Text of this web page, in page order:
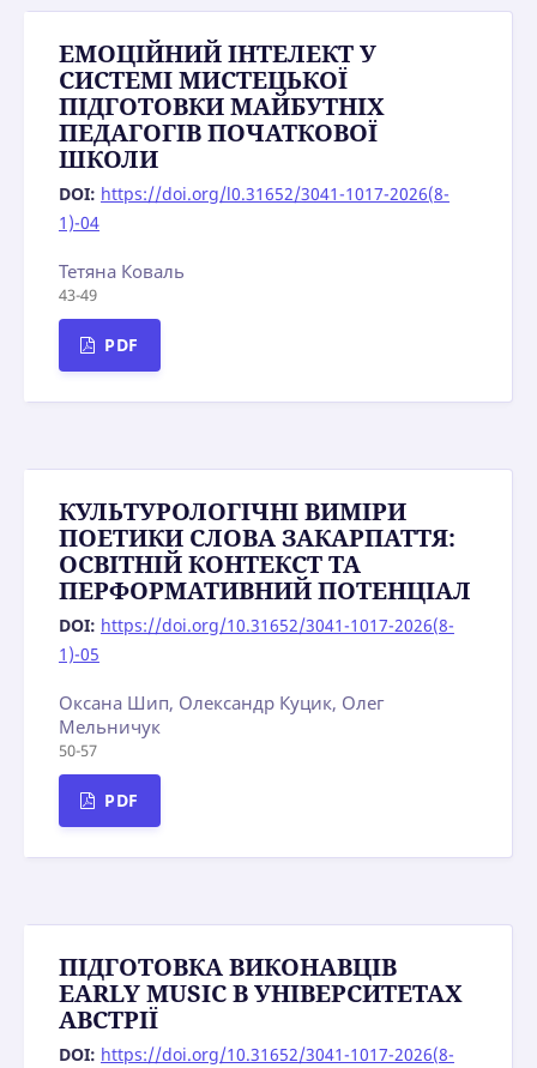
ЕМОЦІЙНИЙ ІНТЕЛЕКТ У
СИСТЕМІ МИСТЕЦЬКОЇ
ПІДГОТОВКИ МАЙБУТНІХ
ПЕДАГОГІВ ПОЧАТКОВОЇ
ШКОЛИ
DOI: https://doi.org/l0.31652/3041-1017-2026(8-
1)-04
Тетяна Коваль
43-49
PDF
КУЛЬТУРОЛОГІЧНІ ВИМІРИ
ПОЕТИКИ СЛОВА ЗАКАРПАТТЯ:
ОСВІТНІЙ КОНТЕКСТ ТА
ПЕРФОРМАТИВНИЙ ПОТЕНЦІАЛ
DOI: https://doi.org/10.31652/3041-1017-2026(8-
1)-05
Оксана Шип, Олександр Куцик, Олег
Мельничук
50-57
PDF
ПІДГОТОВКА ВИКОНАВЦІВ
EARLY MUSIC В УНІВЕРСИТЕТАХ
АВСТРІЇ
DOI: https://doi.org/10.31652/3041-1017-2026(8-